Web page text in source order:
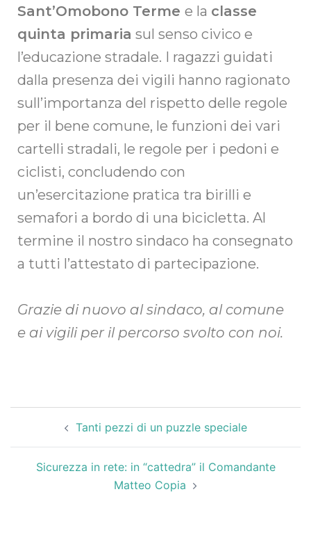
Sant’Omobono Terme e la classe
quinta primaria sul senso civico e
l’educazione stradale. I ragazzi guidati
dalla presenza dei vigili hanno ragionato
sull’importanza del rispetto delle regole
per il bene comune, le funzioni dei vari
cartelli stradali, le regole per i pedoni e
ciclisti, concludendo con
un’esercitazione pratica tra birilli e
semafori a bordo di una bicicletta. Al
termine il nostro sindaco ha consegnato
a tutti l’attestato di partecipazione.
Grazie di nuovo al sindaco, al comune
e ai vigili per il percorso svolto con noi.
Tanti pezzi di un puzzle speciale
Sicurezza in rete: in “cattedra” il Comandante
Matteo Copia